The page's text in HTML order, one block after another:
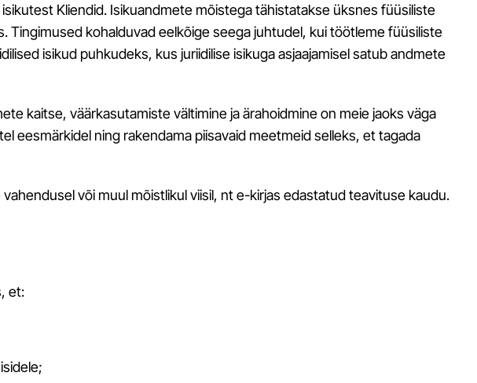
Kliendid. Isikuandmete mõistega tähistatakse üksnes füüsiliste
kohalduvad eelkõige seega juhtudel, kui töötleme füüsiliste
isikud puhkudeks, kus juriidilise isikuga asjaajamisel satub andmete
kaitse, väärkasutamiste vältimine ja ärahoidmine on meie jaoks väga
eesmärkidel ning rakendama piisavaid meetmeid selleks, et tagada
või muul mõistlikul viisil, nt e-kirjas edastatud teavituse kaudu.
et: